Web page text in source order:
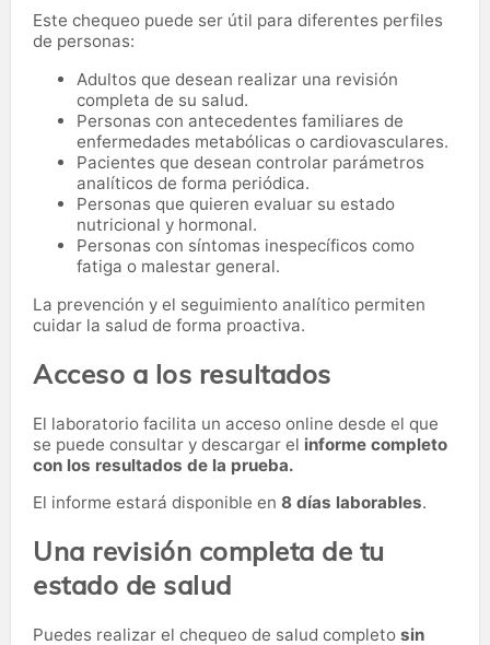
Este chequeo puede ser útil para diferentes perfiles
de personas:
Adultos que desean realizar una revisión
completa de su salud.
Personas con antecedentes familiares de
enfermedades metabólicas o cardiovasculares.
Pacientes que desean controlar parámetros
analíticos de forma periódica.
Personas que quieren evaluar su estado
nutricional y hormonal.
Personas con síntomas inespecíficos como
fatiga o malestar general.
La prevención y el seguimiento analítico permiten
cuidar la salud de forma proactiva.
Acceso a los resultados
El laboratorio facilita un acceso online desde el que
se puede consultar y descargar el informe completo
con los resultados de la prueba.
El informe estará disponible en 8 días laborables.
Una revisión completa de tu
estado de salud
Puedes realizar el chequeo de salud completo sin